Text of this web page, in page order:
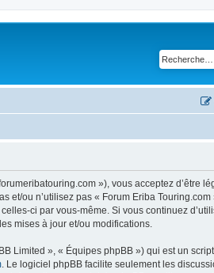
»), vous acceptez d’être
et/ou n’utilisez pas « Forum Eriba
ci par vous-même. Si vous continuez
mises à jour et/ou modifications.
Limited », « Équipes phpBB ») qui est un
. Le logiciel phpBB facilite seulement les